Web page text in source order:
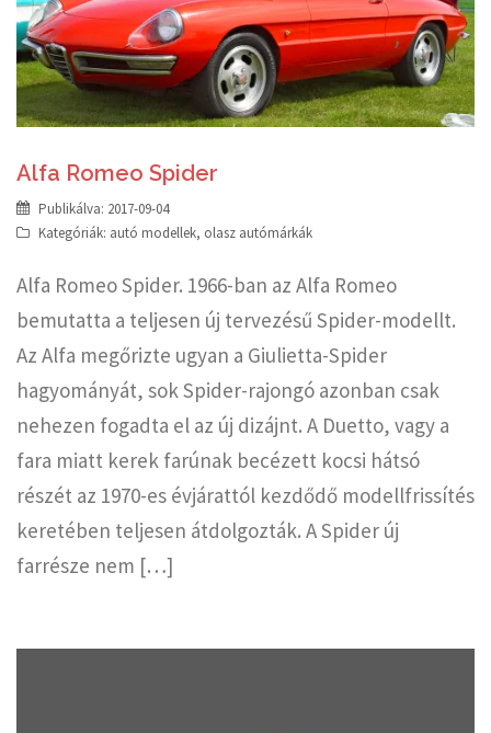
Alfa Romeo Spider
Publikálva: 2017-09-04
Kategóriák: autó modellek, olasz autómárkák
Alfa Romeo Spider. 1966-ban az Alfa Romeo
bemutatta a teljesen új tervezésű Spider-modellt.
Az Alfa megőrizte ugyan a Giulietta-Spider
hagyományát, sok Spider-rajongó azonban csak
nehezen fogadta el az új dizájnt. A Duetto, vagy a
fara miatt kerek farúnak becézett kocsi hátsó
részét az 1970-es évjárattól kezdődő modellfrissítés
keretében teljesen átdolgozták. A Spider új
farrésze nem […]